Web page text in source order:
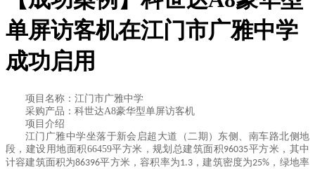
单屏访客机在江门市广雅中学
成功启用
项目名称：江门市广雅中学
采购产品：科世达A8豪华型单屏访客机
项目介绍
江门广雅中学坐落于新会启超大道（二期）东侧、南车路北侧地
段，建设用地面积66459平方米，规划总建筑面积96035平方米，其中
计容建筑面积为86396平方米，容积率为1.3，建筑密度为25% ，绿地率